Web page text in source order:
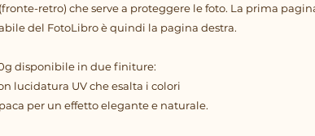
retro) che serve a proteggere le foto. La prima
del FotoLibro è quindi la pagina destra.
disponibile in due finiture:
lucidatura UV che esalta i colori
per un effetto elegante e naturale.